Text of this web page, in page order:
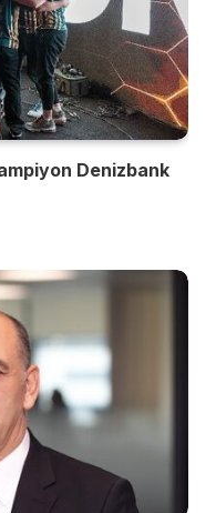
Denizbank